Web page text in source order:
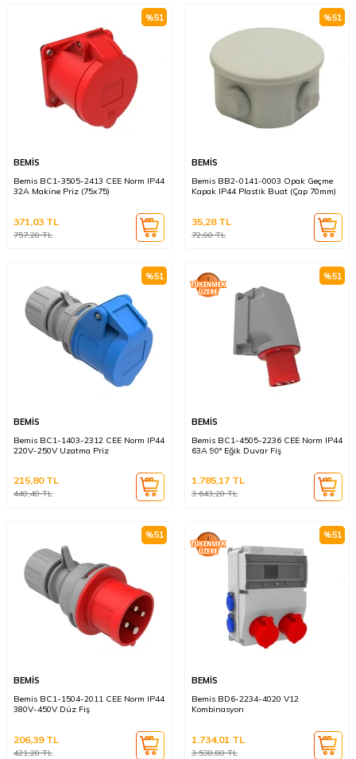
%51
BEMİS
Bemis BC1-3505-2413 CEE Norm IP44
32A Makine Priz (75x75)
757,20TL
371,03 TL
%51
BEMİS
Bemis BB2-0141-0003 Opak Geçme
Kapak IP44 Plastik Buat (Çap 70mm)
72,00TL
35,28TL
%51
BEMİS
Bemis BC1-1403-2312 CEE Norm IP44
220V-250V Uzatma Priz
440,40TL
215,80TL
%51
BEMİS
Bemis BC1-4505-2236 CEE Norm IP44
63A 90° Eğik Duvar Fiş
3.643,20TL
1.785,17 TL
%51
BEMİS
Bemis BC1-1504-2011 CEE Norm IP44
380V-450V Düz Fiş
421,20TL
206,39TL
%51
BEMİS
Bemis BD6-2234-4020 V12
Kombinasyon
3.538,80TL
1.734,01 TL